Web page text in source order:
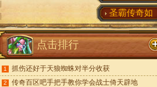
圣霸传奇如
点击排行
1 抓伤还好于天狼蜘蛛对半分收获
2 传奇百区吧手把手教你学会战士倚天辟地